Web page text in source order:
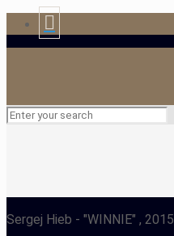
Sergej Hieb - "WINNIE" , 2015